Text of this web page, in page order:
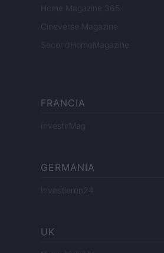
Home Magazine 365
Cineverse Magazine
SecondHomeMagazine
FRANCIA
InvestirMag
GERMANIA
Investieren24
UK